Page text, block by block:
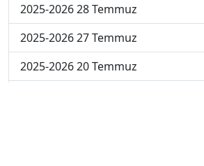
2025-2026 28 Temmuz
2025-2026 27 Temmuz
2025-2026 20 Temmuz